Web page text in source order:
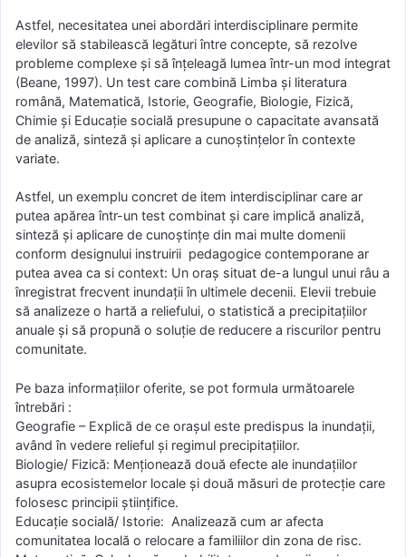
Astfel, necesitatea unei abordări interdisciplinare permite
elevilor să stabilească legături între concepte, să rezolve
probleme complexe și să înțeleagă lumea într-un mod integrat
(Beane, 1997). Un test care combină Limba și literatura
română, Matematică, Istorie, Geografie, Biologie, Fizică,
Chimie și Educație socială presupune o capacitate avansată
de analiză, sinteză și aplicare a cunoștințelor în contexte
variate.
Astfel, un exemplu concret de item interdisciplinar care ar
putea apărea într-un test combinat și care implică analiză,
sinteză și aplicare de cunoștințe din mai multe domenii
conform designului instruirii pedagogice contemporane ar
putea avea ca si context: Un oraș situat de-a lungul unui râu a
înregistrat frecvent inundații în ultimele decenii. Elevii trebuie
să analizeze o hartă a reliefului, o statistică a precipitațiilor
anuale și să propună o soluție de reducere a riscurilor pentru
comunitate.
Pe baza informațiilor oferite, se pot formula următoarele
întrebări :
Geografie – Explică de ce orașul este predispus la inundații,
având în vedere relieful și regimul precipitațiilor.
Biologie/ Fizică: Menționează două efecte ale inundațiilor
asupra ecosistemelor locale și două măsuri de protecție care
folosesc principii științifice.
Educație socială/ Istorie: Analizează cum ar afecta
comunitatea locală o relocare a familiilor din zona de risc.